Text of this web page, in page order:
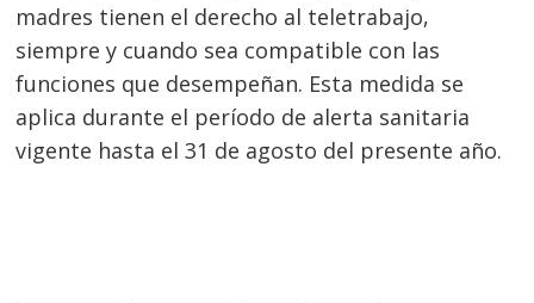
madres tienen el derecho al teletrabajo,
siempre y cuando sea compatible con las
funciones que desempeñan. Esta medida se
aplica durante el período de alerta sanitaria
vigente hasta el 31 de agosto del presente año.